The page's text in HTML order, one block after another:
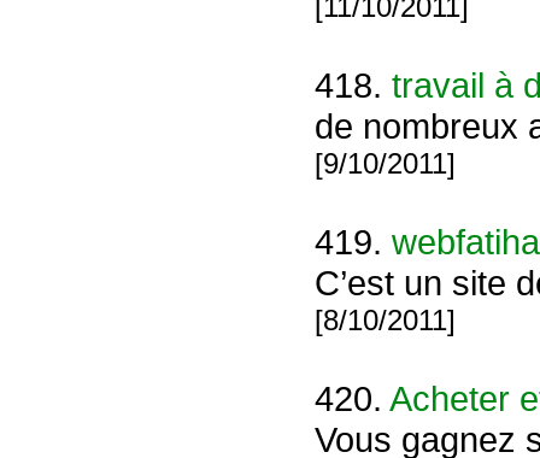
[11/10/2011]
418. travail à
de nombreux
[9/10/2011]
419. webfatiha
C’est un site
[8/10/2011]
420. Acheter
Vous gagnez